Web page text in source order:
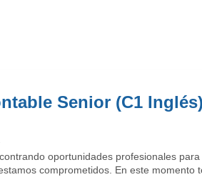
Senior (C1 Inglés)
oportunidades profesionales
comprometidos. En este momento